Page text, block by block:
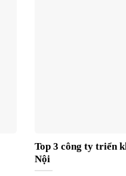
Top 3 công ty triển
Nội